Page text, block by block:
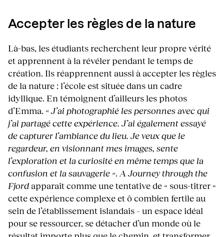
Accepter les règles de la nature
Là-bas, les étudiants recherchent leur propre vérité
et apprennent à la révéler pendant le temps de
création. Ils réapprennent aussi à accepter les règles
de la nature : l’école est située dans un cadre
idyllique. En témoignent d’ailleurs les photos
d’Emma. « J’ai photographié les personnes avec qui
j’ai partagé cette expérience. J’ai également essayé
de capturer l’ambiance du lieu. Je veux que le
regardeur, en visionnant mes images, sente
l’exploration et la curiosité en même temps que la
confusion et la sauvagerie ». A Journey through the
Fjord apparaît comme une tentative de « sous-titrer »
cette expérience complexe et ô combien fertile au
sein de l’établissement islandais – un espace idéal
pour se ressourcer, se détacher d’un monde où le